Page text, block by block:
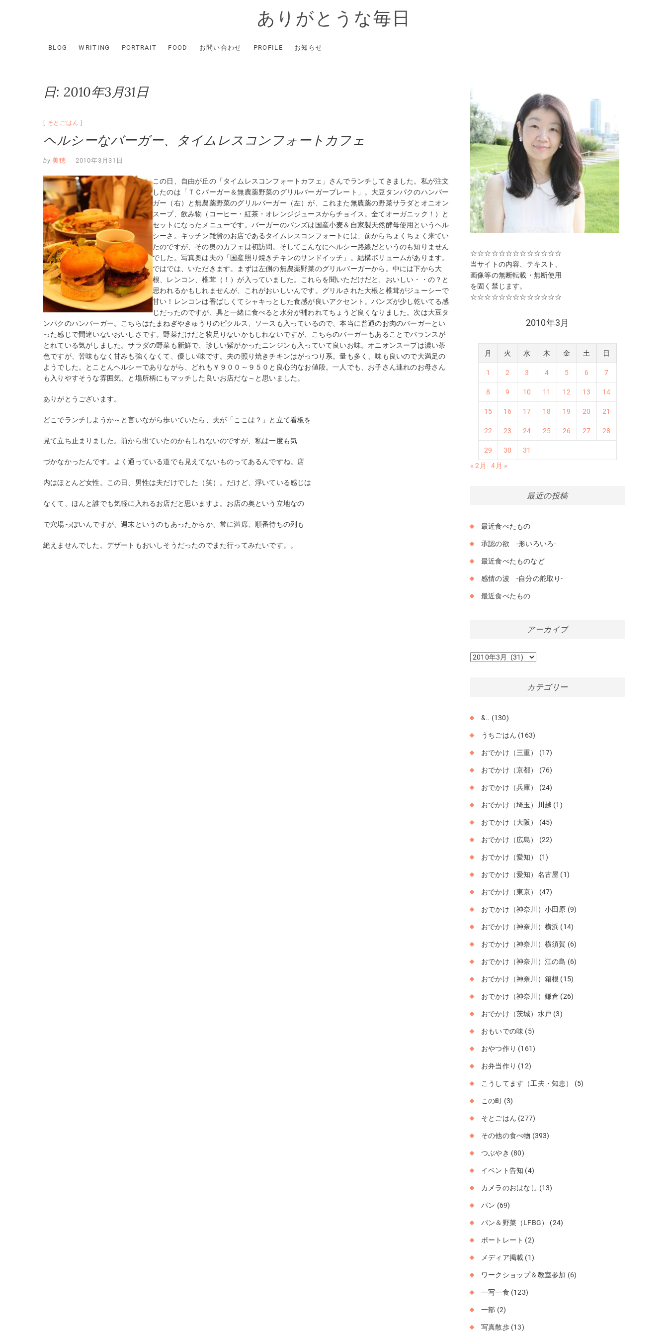
ありがとうな毎日
BLOG WRITING PORTRAIT FOOD お問い合わせ PROFILE お知らせ
日: 2010年3月31日
そとごはん
ヘルシーなバーガー、タイムレスコンフォートカフェ
by 美穂 2010年3月31日
この日、自由が丘の「タイムレスコンフォートカフェ」さんでランチしてきました。私が注文
したのは「ＴＣバーガー＆無農薬野菜のグリルバーガープレート」。大豆タンパクのハンバー
ガー（右）と無農薬野菜のグリルバーガー（左）が、これまた無農薬の野菜サラダとオニオン
スープ、飲み物（コーヒー・紅茶・オレンジジュースからチョイス。全てオーガニック！）と
セットになったメニューです。バーガーのバンズは国産小麦＆自家製天然酵母使用というヘル
シーさ。キッチン雑貨のお店であるタイムレスコンフォートには、前からちょくちょく来てい
たのですが、その奥のカフェは初訪問。そしてこんなにヘルシー路線だというのも知りません
でした。写真奥は夫の「国産照り焼きチキンのサンドイッチ」。結構ボリュームがあります。
ではでは、いただきます。まずは左側の無農薬野菜のグリルバーガーから。中には下から大
根、レンコン、椎茸（！）が入っていました。これらを聞いただけだと、おいしい・・の？と
思われるかもしれませんが、これがおいしいんです。グリルされた大根と椎茸がジューシーで
甘い！レンコンは香ばしくてシャキっとした食感が良いアクセント。バンズが少し乾いてる感
じだったのですが、具と一緒に食べると水分が補われてちょうど良くなりました。次は大豆タ
ンパクのハンバーガー。こちらはたまねぎやきゅうりのピクルス、ソースも入っているので、本当に普通のお肉のバーガーとい
った感じで間違いないおいしさです。野菜だけだと物足りないかもしれないですが、こちらのバーガーもあることでバランスが
とれている気がしました。サラダの野菜も新鮮で、珍しい紫がかったニンジンも入っていて良いお味。オニオンスープは濃い茶
色ですが、苦味もなく甘みも強くなくて、優しい味です。夫の照り焼きチキンはがっつり系。量も多く、味も良いので大満足の
ようでした。とことんヘルシーでありながら、どれも￥９００～９５０と良心的なお値段。一人でも、お子さん連れのお母さん
も入りやすそうな雰囲気、と場所柄にもマッチした良いお店だな～と思いました。
ありがとうございます。
どこでランチしようか～と言いながら歩いていたら、夫が「ここは？」と 立て看板を
見て立ち止まりました。前から出ていたのかもしれないのですが、 私は一度も気
づかなかったんです。よく通っている道でも見えてないものっ てあるんですね。店
内はほとんど女性。この日、男性は夫だけでした（笑）。だけど、 浮いている感じは
なくて、ほんと誰でも気軽に入れるお店だと思いま すよ。お店の奥という立地なの
で穴場っぽいんですが、週末というのもあったからか、常に満席、 順番待ちの列も
絶えませんでした。デザートもおいしそうだったのでまた行ってみたいです。。
☆☆☆☆☆☆☆☆☆☆☆☆☆
当サイトの内容、テキスト、
画像等の無断転載・無断使用
を固く禁じます。
☆☆☆☆☆☆☆☆☆☆☆☆☆
2010年3月
月 火 水 木 金 土 日
1 2 3 4 5 6 7
8 9 10 11 12 13 14
15 16 17 18 19 20 21
22 23 24 25 26 27 28
29 30
31
« 2月
4月 »
最近の投稿
最近食べたもの
承認の欲 -形いろいろ-
最近食べたものなど
感情の波 -自分の舵取り-
最近食べたもの
アーカイブ
ア
カテゴリー
&.. (130)
うちごはん (163)
おでかけ（三重） (17)
おでかけ（京都） (76)
おでかけ（兵庫） (24)
おでかけ（埼玉）川越 (1)
おでかけ（大阪） (45)
おでかけ（広島） (22)
おでかけ（愛知） (1)
おでかけ（愛知）名古屋 (1)
おでかけ（東京） (47)
おでかけ（神奈川）小田原 (9)
おでかけ（神奈川）横浜 (14)
おでかけ（神奈川）横須賀 (6)
おでかけ（神奈川）江の島 (6)
おでかけ（神奈川）箱根 (15)
おでかけ（神奈川）鎌倉 (26)
おでかけ（茨城）水戸 (3)
おもいでの味 (5)
おやつ作り (161)
お弁当作り (12)
こうしてます（工夫・知恵） (5)
この町 (3)
そとごはん (277)
その他の食べ物 (393)
つぶやき (80)
イベント告知 (4)
カメラのおはなし (13)
パン (69)
パン＆野菜（LFBG） (24)
ポートレート (2)
メディア掲載 (1)
ワークショップ＆教室参加 (6)
一写一食 (123)
一部 (2)
写真散歩(13)